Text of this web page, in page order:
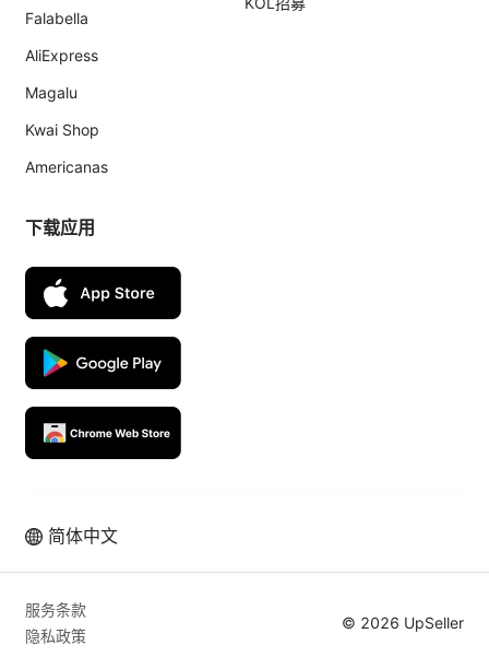
Falabella
AliExpress
Magalu
Kwai Shop
Americanas
下载应用
简体中文
服务条款
隐私政策
© 2026 UpSeller